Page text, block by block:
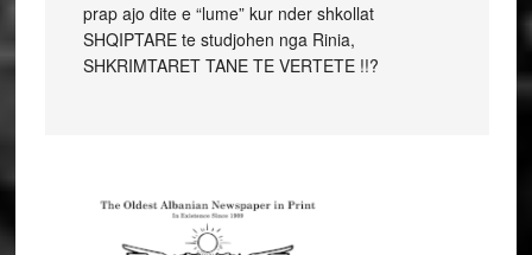
prap ajo dite e “lume” kur nder shkollat
SHQIPTARE te studjohen nga Rinia,
SHKRIMTARET TANE TE VERTETE !!?